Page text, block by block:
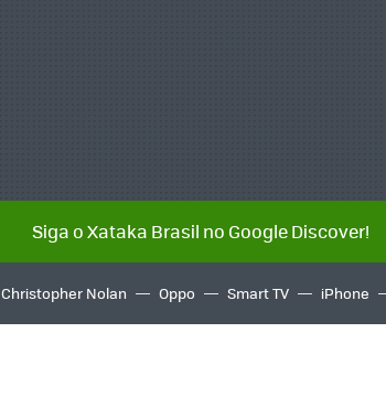
Siga o Xataka Brasil no Google Discover!
Christopher Nolan Oppo Smart TV iPhone